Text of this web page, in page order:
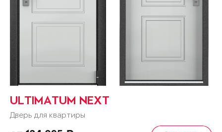
ULTIMATUM NEXT
Дверь для квартиры